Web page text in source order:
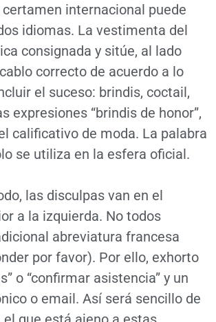
certamen internacional puede
idiomas. La vestimenta del
consignada y sitúe, al lado
correcto de acuerdo a lo
el suceso: brindis, coctail,
expresiones “brindis de honor”,
calificativo de moda. La palabra
se utiliza en la esfera oficial.
las disculpas van en el
a la izquierda. No todos
abreviatura francesa
por favor). Por ello, exhorto
o “confirmar asistencia” y un
o email. Así será sencillo de